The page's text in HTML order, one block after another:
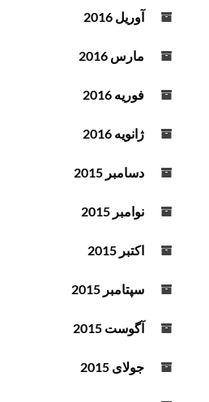
آوریل 2016
مارس 2016
فوریه 2016
ژانویه 2016
دسامبر 2015
نوامبر 2015
اکتبر 2015
سپتامبر 2015
آگوست 2015
جولای 2015